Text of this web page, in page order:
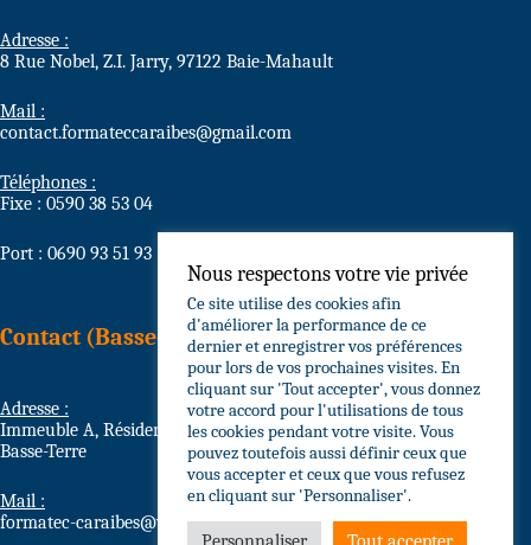
Adresse :
8 Rue Nobel, Z.I. Jarry, 97122 Baie-Mahault
Mail :
contact.formateccaraibes@gmail.com
Téléphones :
Fixe : 0590 38 53 04
Port : 0690 93 51 93
Contact (Basse-Terre)
Adresse :
Immeuble A, Résidence Grain d’Or Circonvallation, 97100
Basse-Terre
Mail :
formatec-caraibes@wanadoo.fr
Nous respectons votre vie privée
Ce site utilise des cookies afin
d'améliorer la performance de ce
dernier et enregistrer vos préférences
pour lors de vos prochaines visites. En
cliquant sur 'Tout accepter', vous donnez
votre accord pour l'utilisations de tous
les cookies pendant votre visite. Vous
pouvez toutefois aussi définir ceux que
vous accepter et ceux que vous refusez
en cliquant sur 'Personnaliser'.